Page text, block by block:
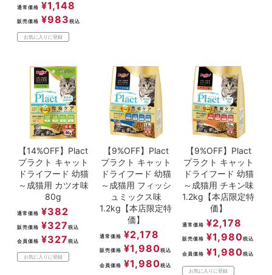
通常価格 ¥1,148
販売価格 ¥983 税込
お気に入りに登録
【14%OFF】Plact
プラクト キャット
ドライフード 幼猫
～成猫用 カツオ味
80g
通常価格 ¥382
販売価格 ¥327 税込
会員価格 ¥327 税込
お気に入りに登録
【9%OFF】Plact
プラクト キャット
ドライフード 幼猫
～成猫用 フィッシ
ュミックス味
1.2kg【本店限定特
価】
通常価格 ¥2,178
販売価格 ¥1,980税込
会員価格 ¥1,980税込
【9%OFF】Plact
プラクト キャット
ドライフード 幼猫
～成猫用 チキン味
1.2kg【本店限定特
価】
通常価格 ¥2,178
販売価格 ¥1,980税込
会員価格 ¥1,980税込
お気に入りに登録